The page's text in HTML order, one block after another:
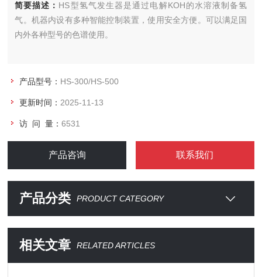
简要描述： HS型氢气发生器是通过电解KOH的水溶液制备氢
气。机器内设有多种智能控制装置，使用安全方便。可以满足国
内外各种型号的色谱使用。
产品型号： HS-300/HS-500
更新时间： 2025-11-13
访 问 量：6531
产品咨询 联系我们
产品分类 PRODUCT CATEGORY
相关文章 RELATED ARTICLES